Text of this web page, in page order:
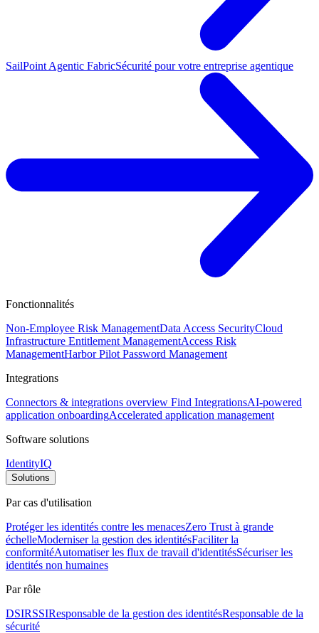
SailPoint Agentic FabricSécurité pour votre entreprise agentique
Fonctionnalités
Non-Employee Risk ManagementData Access SecurityCloud
Infrastructure Entitlement ManagementAccess Risk
ManagementHarbor Pilot Password Management
Integrations
Connectors & integrations overview Find IntegrationsAI-powered
application onboardingAccelerated application management
Software solutions
IdentityIQ
Solutions
Par cas d'utilisation
Protéger les identités contre les menacesZero Trust à grande
échelleModerniser la gestion des identitésFaciliter la
conformitéAutomatiser les flux de travail d'identitésSécuriser les
identités non humaines
Par rôle
DSIRSSIResponsable de la gestion des identitésResponsable de la
sécurité